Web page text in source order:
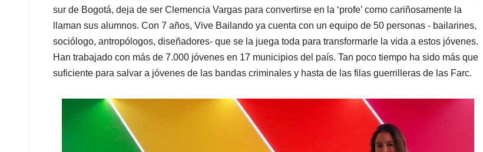
sur de Bogotá, deja de ser Clemencia Vargas para convertirse en la ‘profe’ como cariñosamente la
llaman sus alumnos. Con 7 años, Vive Bailando ya cuenta con un equipo de 50 personas - bailarines,
sociólogo, antropólogos, diseñadores- que se la juega toda para transformarle la vida a estos jóvenes.
Han trabajado con más de 7.000 jóvenes en 17 municipios del país. Tan poco tiempo ha sido más que
suficiente para salvar a jóvenes de las bandas criminales y hasta de las filas guerrilleras de las Farc.